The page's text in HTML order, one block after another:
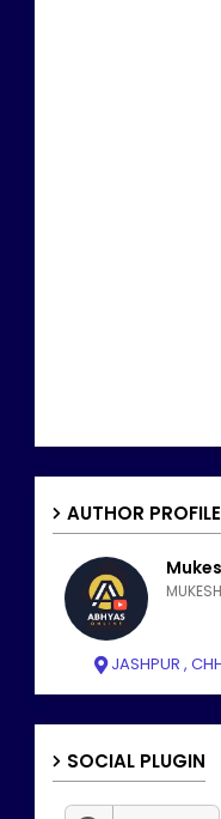
AUTHOR PROFILE
JASHPUR ,
SOCIAL PLUGIN